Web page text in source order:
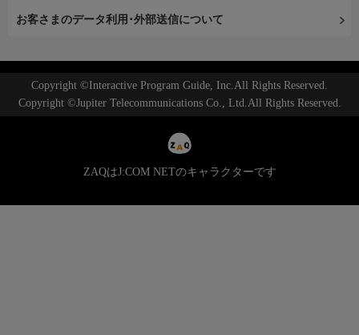
お客さまのデータ利用･外部送信について
Copyright ©Interactive Program Guide, Inc.All Rights Reserved.
Copyright ©Jupiter Telecommunications Co., Ltd.All Rights Reserved.
ZAQはJ:COM NETのキャラクターです